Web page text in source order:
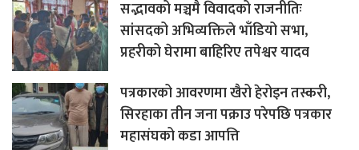
सद्भावको मञ्चमै विवादको राजनीतिः
सांसदको अभिव्यक्तिले भाँडियो सभा,
प्रहरीको घेरामा बाहिरिए तपेश्वर यादव
पत्रकारको आवरणमा खैरो हेरोइन तस्करी,
सिरहाका तीन जना पक्राउ परेपछि पत्रकार
महासंघको कडा आपत्ति